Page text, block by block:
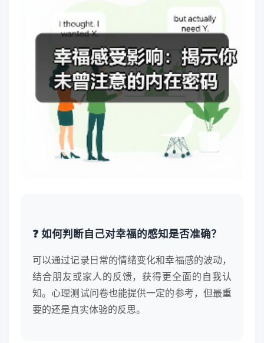
❓ 如何判断自己对幸福的感知是否准确？
可以通过记录日常的情绪变化和幸福感的波动，
结合朋友或家人的反馈，获得更全面的自我认
知。心理测试问卷也能提供一定的参考，但最重
要的还是真实体验的反思。